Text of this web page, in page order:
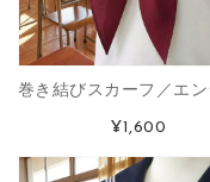
巻き結びスカーフ／エン
¥1,600